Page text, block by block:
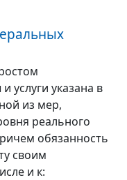
услуги указана в
из мер,
реального
обязанность
своим
и к: